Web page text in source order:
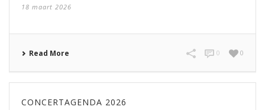
18 maart 2026
Read More 0
0
CONCERTAGENDA 2026